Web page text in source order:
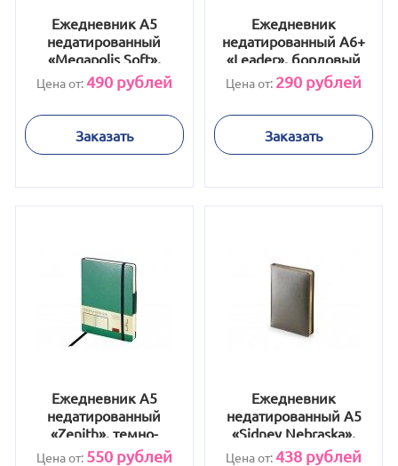
Ежедневник А5
недатированный
«Megapolis Soft»,
зеленый
Цена от:490рублей
Заказать
Ежедневник
недатированный А6+
«Leader», бордовый
Цена от: 290 рублей
Заказать
Ежедневник А5
недатированный
«Zenith», темно-
зеленый
Цена от: 550рублей
Ежедневник
недатированный А5
«Sidney Nebraska»,
серый
Цена от:438 рублей